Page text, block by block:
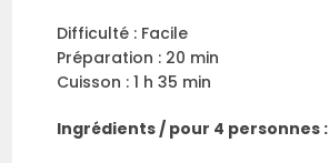
Difficulté : Facile
Préparation : 20 min
Cuisson : 1 h 35 min
Ingrédients / pour 4 personnes :